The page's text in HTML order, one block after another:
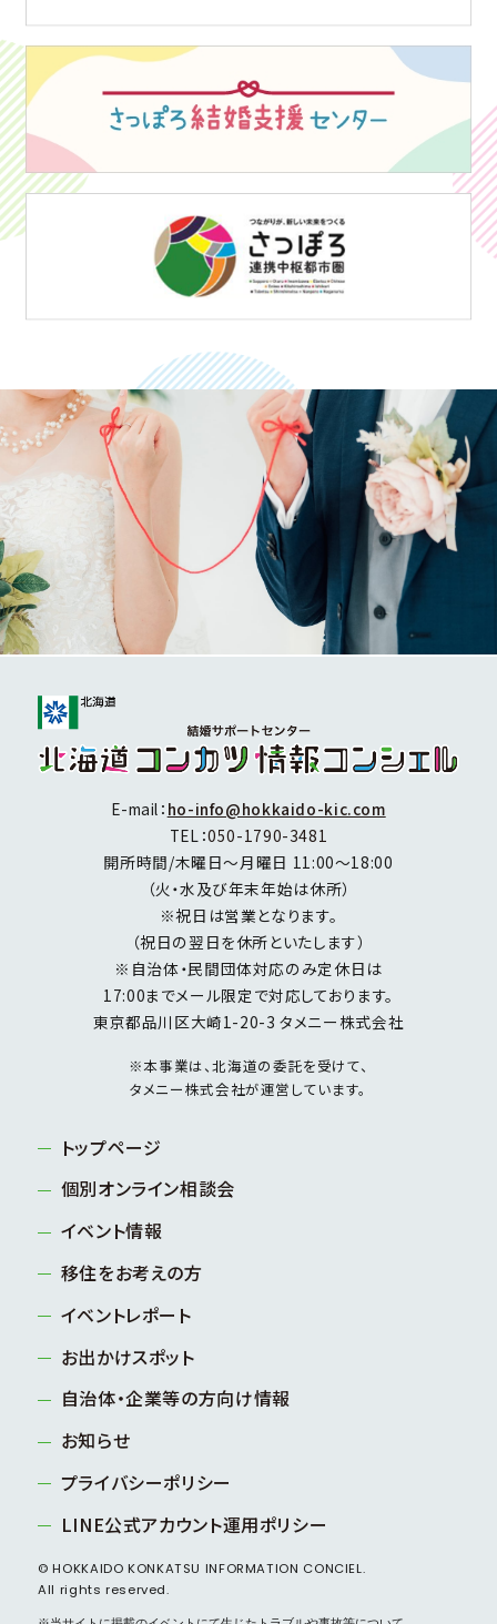
E-mail： ho-info@hokkaido-kic.com
TEL：050-1790-3481
開所時間/木曜日～月曜日 11:00～18:00
（火・水及び年末年始は休所）
※祝日は営業となります。
（祝日の翌日を休所といたします）
※自治体・民間団体対応のみ定休日は
17:00までメール限定で対応しております。
東京都品川区大崎1-20-3 タメニー株式会社
※本事業は、北海道の委託を受けて、
タメニー株式会社が運営しています。
トップページ
個別オンライン相談会
イベント情報
移住をお考えの方
イベントレポート
お出かけスポット
自治体・企業等の方向け情報
お知らせ
プライバシーポリシー
LINE公式アカウント運用ポリシー
© HOKKAIDO KONKATSU INFORMATION CONCIEL.
All rights reserved.